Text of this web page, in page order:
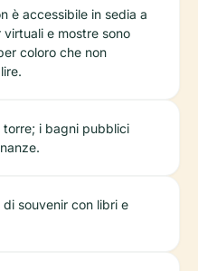
è accessibile in sedia a
virtuali e mostre sono
coloro che non
torre; i bagni pubblici
souvenir con libri e